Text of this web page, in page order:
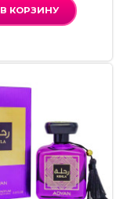
В КОРЗИНУ